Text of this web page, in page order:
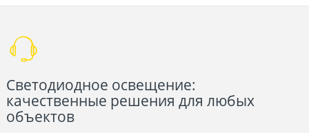
Светодиодное освещение:
качественные решения для любых
объектов